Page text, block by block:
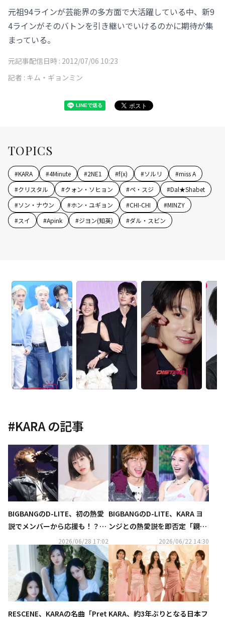
元祖94ラインが芸能界の多方面で大活躍している中、新9
4ラインがそのバトンを引き継いでいけるのかに期待が集
まっている。
元記事配信日時 : 2012/07/06 10:23
記者 : キム・ギョンミン
TOPICS
#KARA #4Minute #2NE1 #f(x) #ソルリ #miss A
#クリスタル #クォン・ソヒョン #ペ・スジ #Dal★Shabet
#ソン・ナウン #ホン・ユギョン #CHI-CHI #MINZY
#スイ #Apink #ジヨン(知英) #ダル・スビン
#KARAの記事
BIGBANGのD-LITE、初の熱愛
説でメンバーから応援も！？KA
RA ヨンジとの“密着写真”の真
相語る（動画あり）
2026/06/28 17:02
BIGBANGのD-LITE、KARA ヨ
ンジとの熱愛説を即否定「親し
2026/06/22 14:30
RESCENE、KARAの名曲「Pret KARA、約3年ぶりとなる日本フ